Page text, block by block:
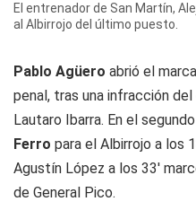
El entrenador de San Martín,
al Albirrojo del último puesto.
Pablo Agüero abrió el
penal, tras una infracción
Lautaro Ibarra. En el
Ferro para el Albirrojo a los
Agustín López a los 33'
de General Pico.